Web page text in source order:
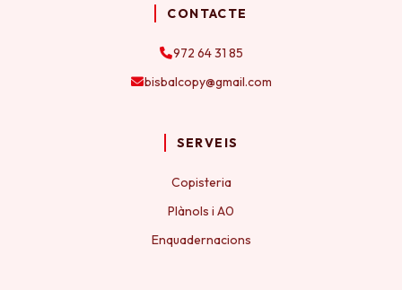
CONTACTE
972 64 31 85
bisbalcopy@gmail.com
SERVEIS
Copisteria
Plànols i A0
Enquadernacions